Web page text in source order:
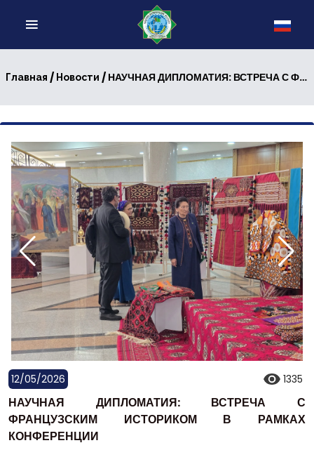
Главная / Новости / НАУЧНАЯ ДИПЛОМАТИЯ: ВСТРЕЧА С ФРАНЦУЗСКИМ ИСТОРИКОМ В РАМКАХ КОНФЕРЕНЦИИ
12/05/2026 1335
НАУЧНАЯ ДИПЛОМАТИЯ: ВСТРЕЧА С
ФРАНЦУЗСКИМ ИСТОРИКОМ В РАМКАХ
КОНФЕРЕНЦИИ